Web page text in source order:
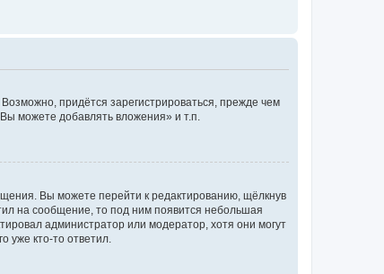
придётся зарегистрироваться, прежде чем
можете добавлять вложения» и т.п.
Вы можете перейти к редактированию, щёлкнув
на сообщение, то под ним появится небольшая
администратор или модератор, хотя они могут
уже кто-то ответил.